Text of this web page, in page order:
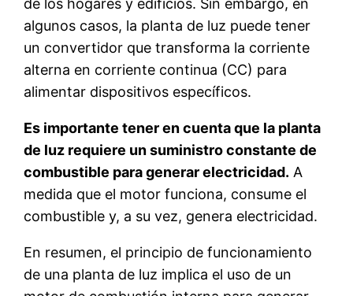
de los hogares y edificios. Sin embargo, en
algunos casos, la planta de luz puede tener
un convertidor que transforma la corriente
alterna en corriente continua (CC) para
alimentar dispositivos específicos.
Es importante tener en cuenta que la planta
de luz requiere un suministro constante de
combustible para generar electricidad. A
medida que el motor funciona, consume el
combustible y, a su vez, genera electricidad.
En resumen, el principio de funcionamiento
de una planta de luz implica el uso de un